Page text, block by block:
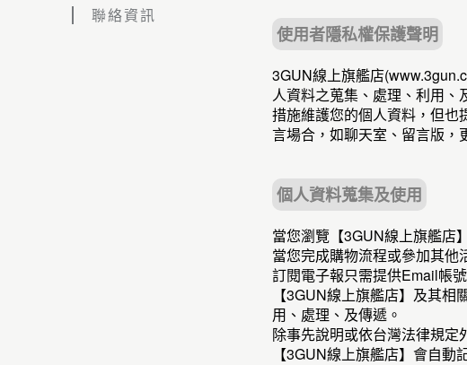
聯絡資訊
使用者隱私權保護聲明
3GUN線上旗艦店
人資料之蒐集、處理、利用
措施維護您的個人資料，但
言場合，如聊天室、留言版，
個人資料蒐集及使用
當您瀏覽【3GUN線上旗艦店
當您完成購物流程或參加其他
訂閱電子報只需提供Email帳
【3GUN線上旗艦店】及其
用、處理、及傳遞。
除事先說明或依台灣法律規定
【3GUN線上旗艦店】會自